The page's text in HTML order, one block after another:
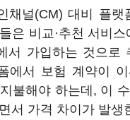
채널(CM) 대비 플랫
은 비교·추천 서비
서 가입하는 것으로
에서 보험 계약이
불해야 하는데, 이
서 가격 차이가 발생